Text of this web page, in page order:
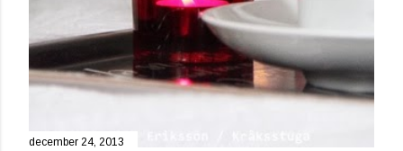
december 24, 2013